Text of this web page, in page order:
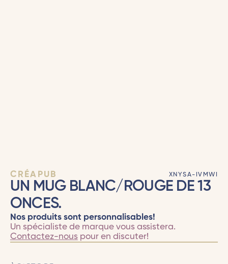
CRÉAPUB XNYSA-IVMWI
UN MUG BLANC/ROUGE DE 13
ONCES.
Nos produits sont personnalisables!
Un spécialiste de marque vous assistera.
Contactez-nouspour en discuter!